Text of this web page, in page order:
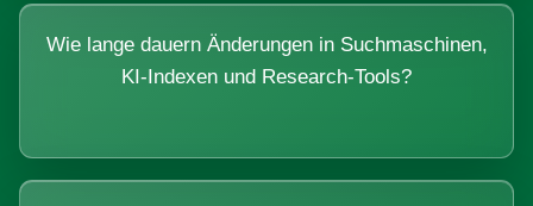
Wie lange dauern Änderungen in Suchmaschinen,
KI-Indexen und Research-Tools?